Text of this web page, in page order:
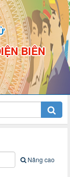
BIÊN
Nâng cao